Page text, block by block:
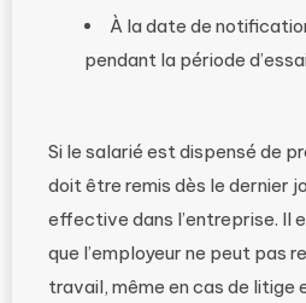
À la date de
pendant la période
Si le salarié est dispensé de
doit être remis dès le dernier
effective dans l’entreprise. Il
que l’employeur ne peut pas
travail, même en cas de litige